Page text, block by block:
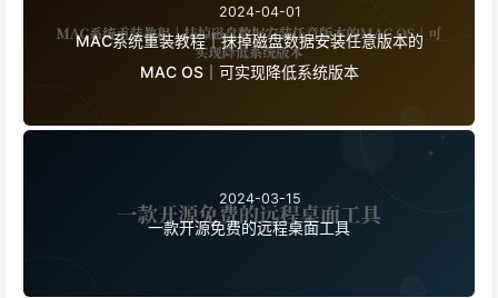
2024-04-01
MAC系统重装教程｜抹掉磁盘数据安装任意版本的
MAC OS｜可实现降低系统版本
2024-03-15
一款开源免费的远程桌面工具